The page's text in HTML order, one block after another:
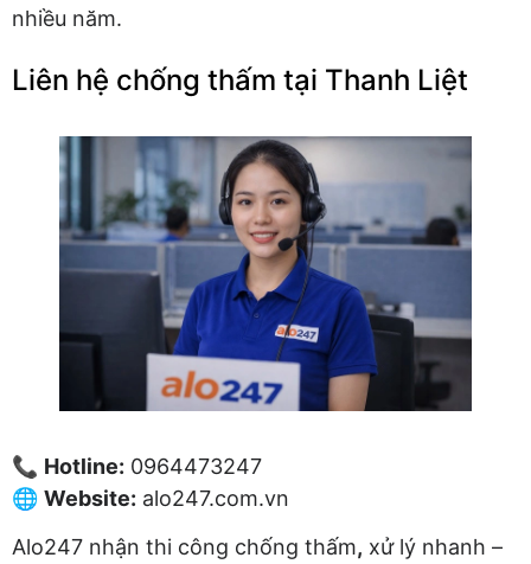
nhiều năm.
Liên hệ chống thấm tại Thanh Liệt
📞 Hotline: 0964473247
🌐 Website: alo247.com.vn
Alo247 nhận thi công chống thấm, xử lý nhanh –